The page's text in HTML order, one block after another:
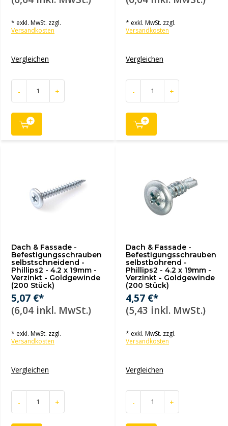
* exkl. MwSt. zzgl.
Versandkosten
Vergleichen
- +
* exkl. MwSt. zzgl.
Versandkosten
Vergleichen
- +
Dach & Fassade -
Befestigungsschrauben
selbstschneidend -
Phillips2 - 4.2 x 19mm -
Verzinkt - Goldgewinde
(200 Stück)
5,07 €*
(6,04 inkl. MwSt.)
* exkl. MwSt. zzgl.
Versandkosten
Vergleichen
- +
Dach & Fassade -
Befestigungsschrauben
selbstbohrend -
Phillips2 - 4.2 x 19mm -
Verzinkt - Goldgewinde
(200 Stück)
4,57 €*
(5,43 inkl. MwSt.)
* exkl. MwSt. zzgl.
Versandkosten
Vergleichen
- +